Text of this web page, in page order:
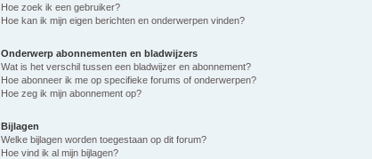
Hoe zoek ik een gebruiker?
Hoe kan ik mijn eigen berichten en onderwerpen vinden?
Onderwerp abonnementen en bladwijzers
Wat is het verschil tussen een bladwijzer en abonnement?
Hoe abonneer ik me op specifieke forums of onderwerpen?
Hoe zeg ik mijn abonnement op?
Bijlagen
Welke bijlagen worden toegestaan op dit forum?
Hoe vind ik al mijn bijlagen?